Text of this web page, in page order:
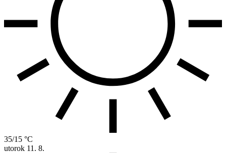
35/15 °C
utorok 11. 8.